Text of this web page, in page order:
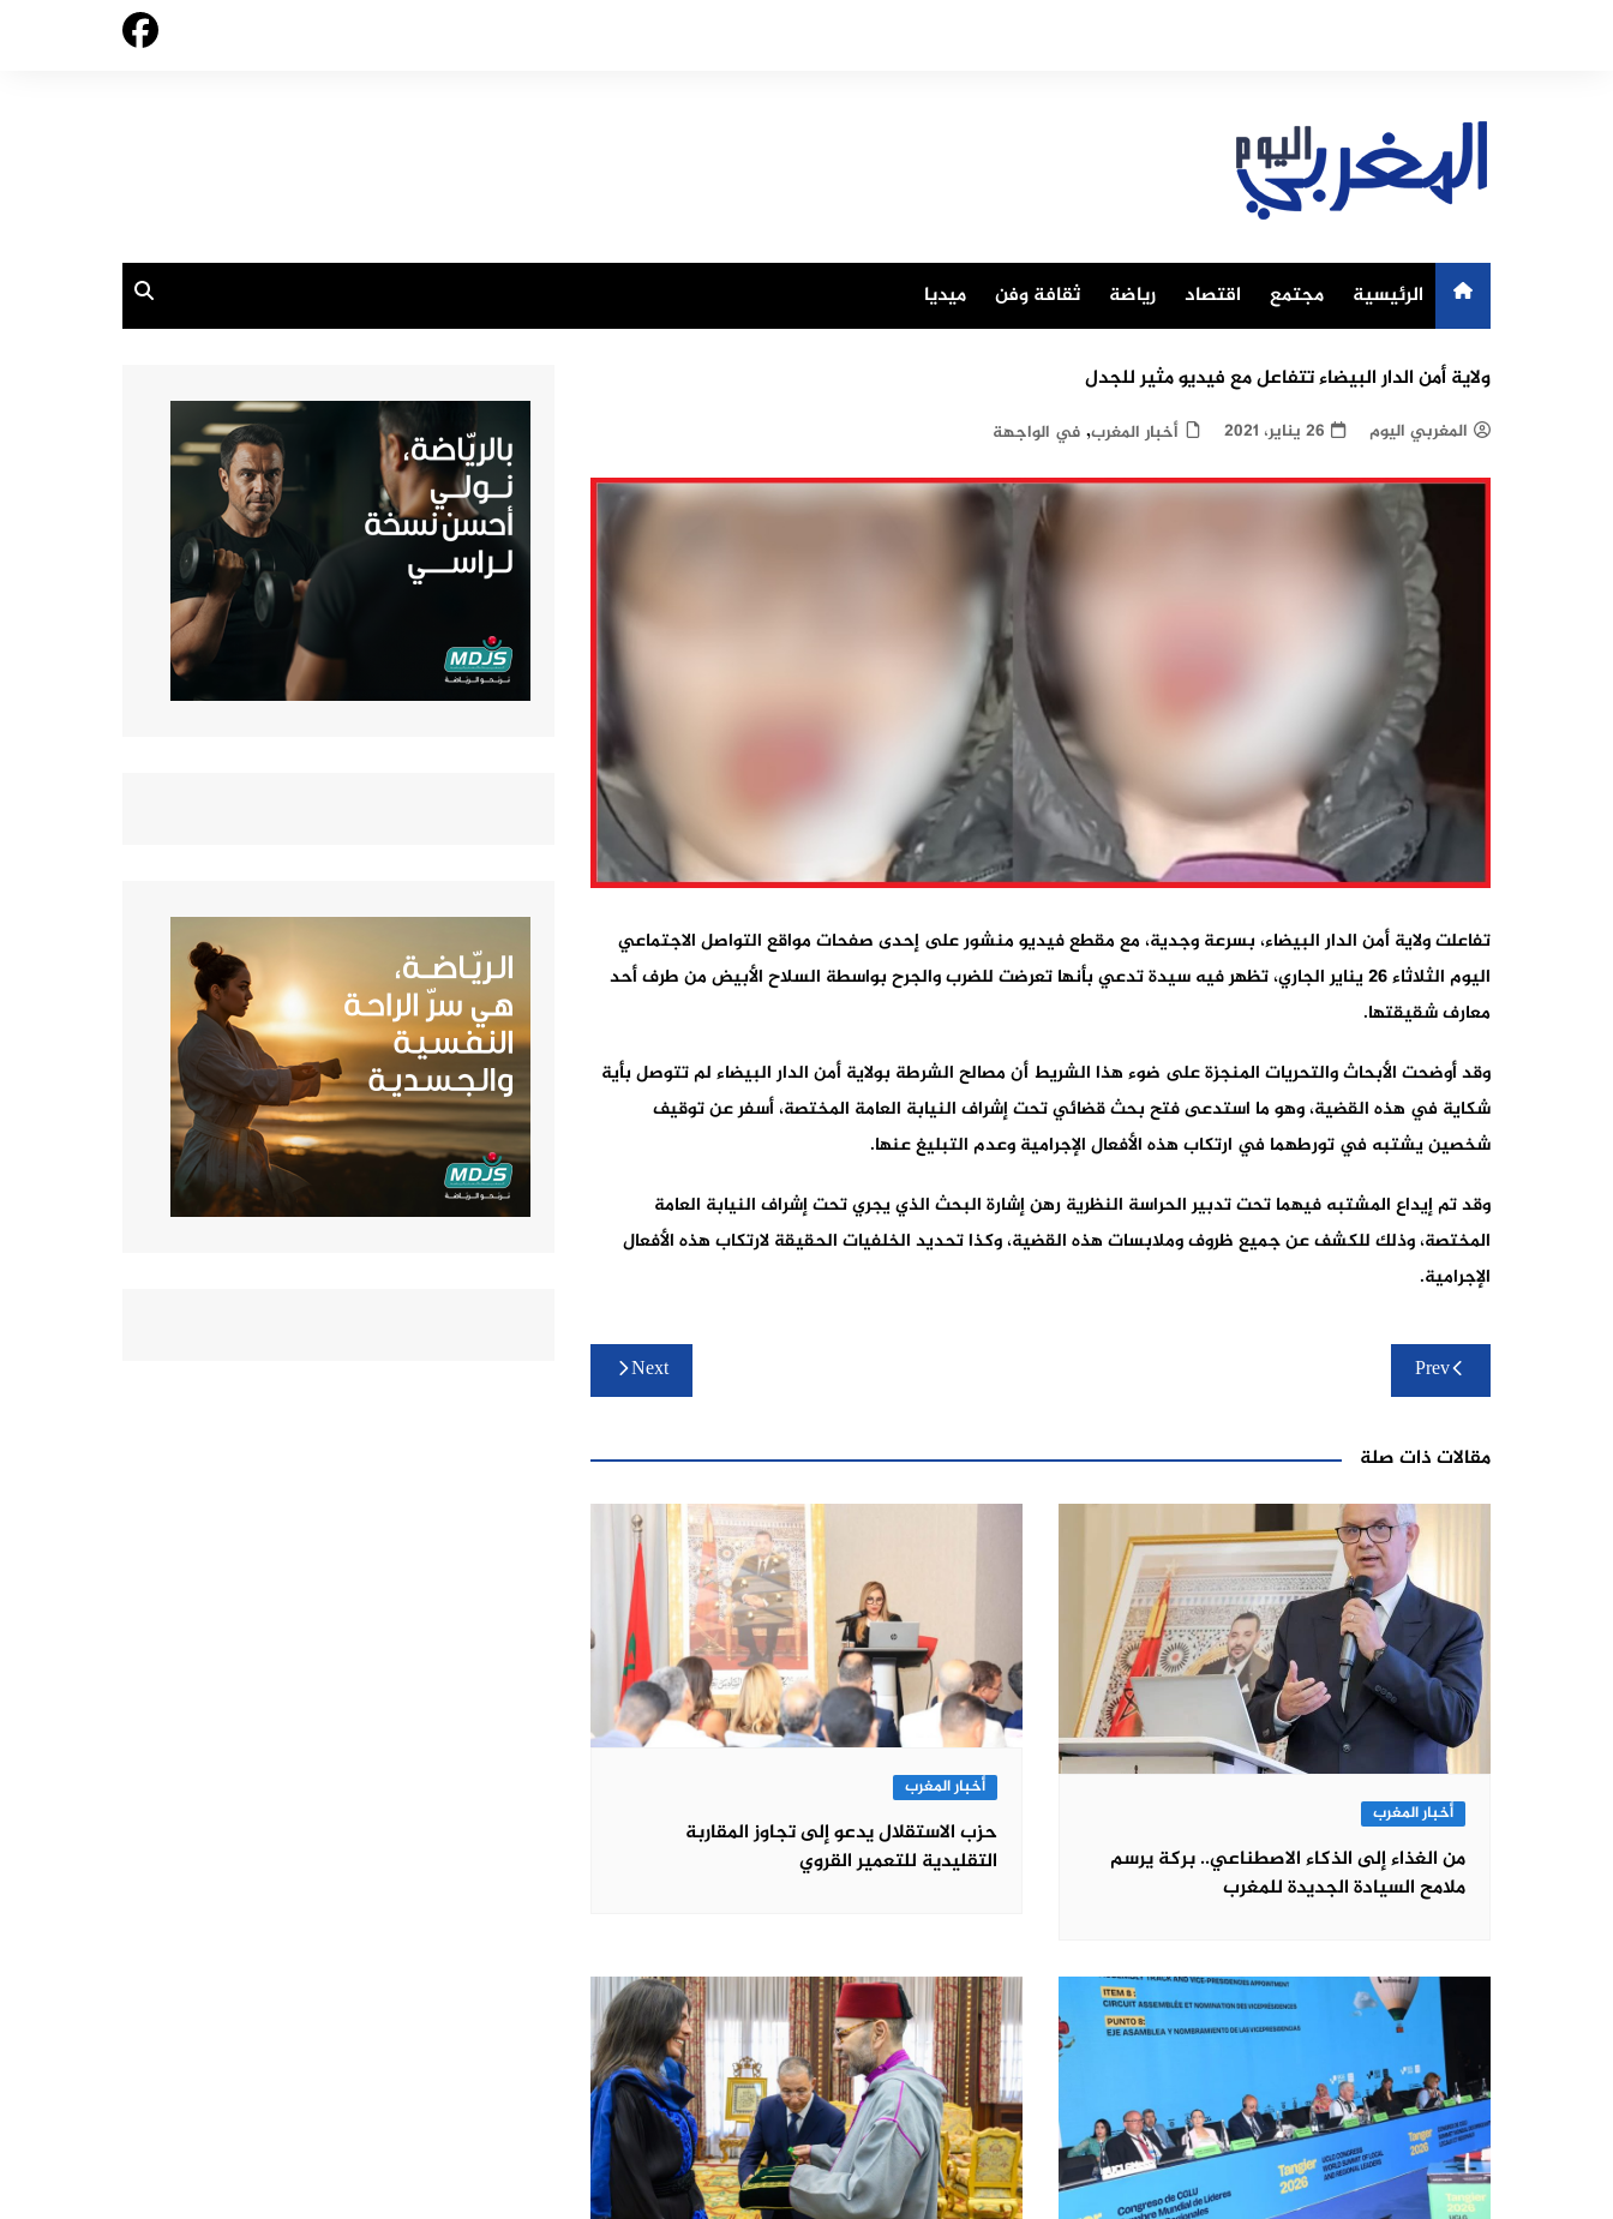
الرئيسية مجتمع اقتصاد رياضة ثقافة وفن ميديا
ولاية أمن الدار البيضاء تتفاعل مع فيديو مثير للجدل
المغربي اليوم 26 يناير، 2021 أخبار المغرب, في الواجهة
تفاعلت ولاية أمن الدار البيضاء، بسرعة وجدية، مع مقطع فيديو منشور على إحدى صفحات مواقع التواصل الاجتماعي
اليوم الثلاثاء 26 يناير الجاري، تظهر فيه سيدة تدعي بأنها تعرضت للضرب والجرح بواسطة السلاح الأبيض من طرف أحد
معارف شقيقتها.
وقد أوضحت الأبحاث والتحريات المنجزة على ضوء هذا الشريط أن مصالح الشرطة بولاية أمن الدار البيضاء لم تتوصل بأية
شكاية في هذه القضية، وهو ما استدعى فتح بحث قضائي تحت إشراف النيابة العامة المختصة، أسفر عن توقيف
شخصين يشتبه في تورطهما في ارتكاب هذه الأفعال الإجرامية وعدم التبليغ عنها.
وقد تم إيداع المشتبه فيهما تحت تدبير الحراسة النظرية رهن إشارة البحث الذي يجري تحت إشراف النيابة العامة
المختصة، وذلك للكشف عن جميع ظروف وملابسات هذه القضية، وكذا تحديد الخلفيات الحقيقة لارتكاب هذه الأفعال
الإجرامية.
تصفّح
المقالاتPrev
Next
مقالات ذات صلة
أخبار المغرب
من الغذاء إلى الذكاء الاصطناعي.. بركة يرسم
ملامح السيادة الجديدة للمغرب
أخبار المغرب
حزب الاستقلال يدعو إلى تجاوز المقاربة
التقليدية للتعمير القروي